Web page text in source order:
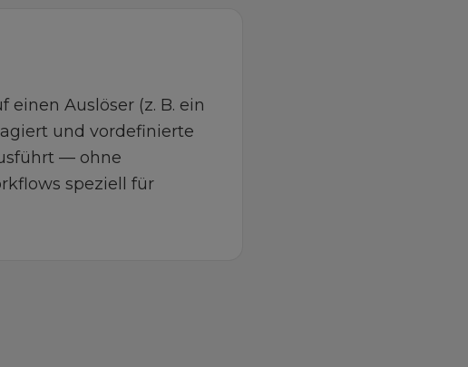
Auslöser (z. B. ein
und vordefinierte
— ohne
speziell für